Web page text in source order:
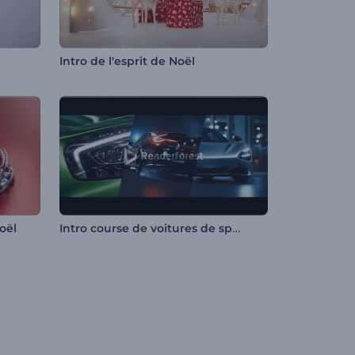
Intro de l'esprit de Noël
Intro course de voitures de sport